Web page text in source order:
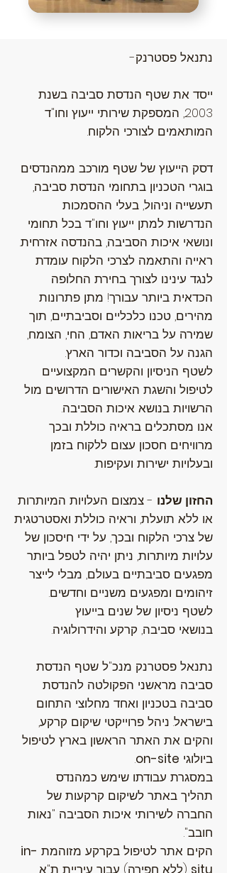
נתנאל פסטרנק-
ייסד את שטף הנדסת סביבה בשנת
2003, המספקת שירותי ייעוץ וחו"ד
המותאמים לצורכי הלקוח.
דסק הייעוץ של שטף מורכב ממהנדסים
בוגרי הטכניון בתחומי הנדסת סביבה,
תעשייה וניהול, בעלי ההסמכות
הנדרשות למתן ייעוץ וחו"ד בכל תחומי
ונושאי איכות הסביבה, בהנדסה אזרחית.
ראייה והתאמה לצרכי הלקוח עומדת
לנגד עינינו לצורך בחירת החלופה
הכדאית ביותר עבורך! מתן פתרונות
מהירים, טכנו כלכליים וסביבתיים, תוך
שמירה על בריאות האדם, החי, הצומח,
הגנה על הסביבה וכדור הארץ.
לשטף הניסיון והקשרים המקצועיים
לטיפול והשגת האישורים הדרושים מול
הרשויות בנושא איכות הסביבה.
אנו מסתכלים בראיה כוללת ובכך
מרוויחים חסכון עצום ללקוח בזמן
ובעלויות ישירות ועקיפות.
החזון שלנו - צמצום העלויות המיותרות
או ללא תועלת, וראיה כוללת ואסטרטגית
של צרכי הלקוח ובכך, על ידי חיסכון של
עלויות מיותרות, ניתן יהיה לטפל ביותר
מפגעים סביבתיים בעולם, מבלי לייצר
זיהומים ומפגעים משניים וחדשים.
לשטף ניסיון של שנים בייעוץ
בנושאי סביבה, קרקע והידרולוגיה.
נתנאל פסטרנק מנכ"ל שטף הנדסת
סביבה מראשני הפקולטה להנדסת
סביבה בטכניון ואחד מחלוצי התחום
בישראל. ניהל פרוייקטי שיקום קרקע,
והקים את האתר הראשון בארץ לטיפול
ביולוגי on-site
.
במסגרת עבודתו שימש כמהנדס
תהליך באתר לשיקום קרקעות של
החברה לשירותי איכות הסביבה "נאות
חובב".
הקים אתר לטיפול בקרקע מזוהמת in-
situ (ללא חפירה) עבור עיריית ת"א.